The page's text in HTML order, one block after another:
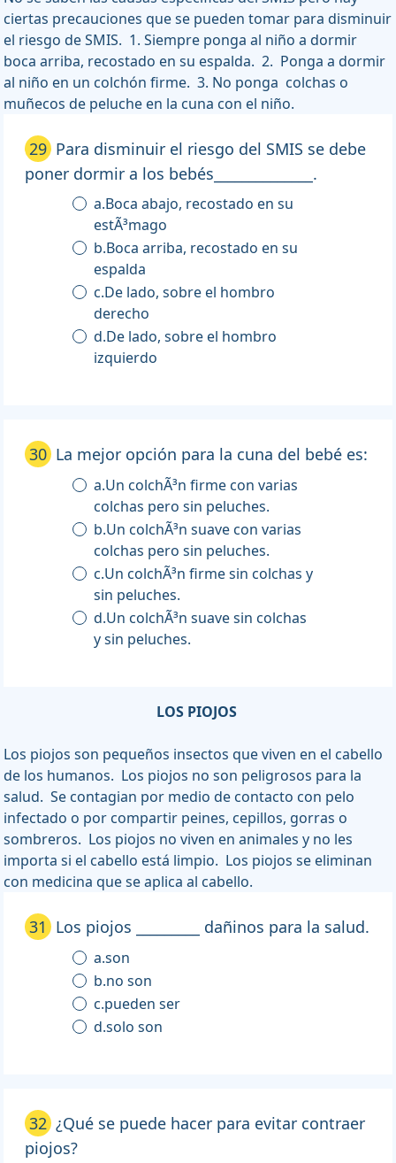
ciertas precauciones que se pueden tomar para disminuir
el riesgo de SMIS. 1. Siempre ponga al niño a dormir
boca arriba, recostado en su espalda. 2. Ponga a dormir
al niño en un colchón firme. 3. No ponga colchas o
muñecos de peluche en la cuna con el niño.
29 Para disminuir el riesgo del SMIS se debe
poner dormir a los bebés______________.
a.Boca abajo, recostado en su
estÃ³mago
b.Boca arriba, recostado en su
espalda
c.De lado, sobre el hombro
derecho
d.De lado, sobre el hombro
izquierdo
30 La mejor opción para la cuna del bebé es:
a.Un colchÃ³n firme con varias
colchas pero sin peluches.
b.Un colchÃ³n suave con varias
colchas pero sin peluches.
c.Un colchÃ³n firme sin colchas y
sin peluches.
d.Un colchÃ³n suave sin colchas
y sin peluches.
LOS PIOJOS
Los piojos son pequeños insectos que viven en el cabello
de los humanos. Los piojos no son peligrosos para la
salud. Se contagian por medio de contacto con pelo
infectado o por compartir peines, cepillos, gorras o
sombreros. Los piojos no viven en animales y no les
importa si el cabello está limpio. Los piojos se eliminan
con medicina que se aplica al cabello.
31 Los piojos _________ dañinos para la salud.
a.son
b.no son
c.pueden ser
d.solo son
32 ¿Qué se puede hacer para evitar contraer
piojos?